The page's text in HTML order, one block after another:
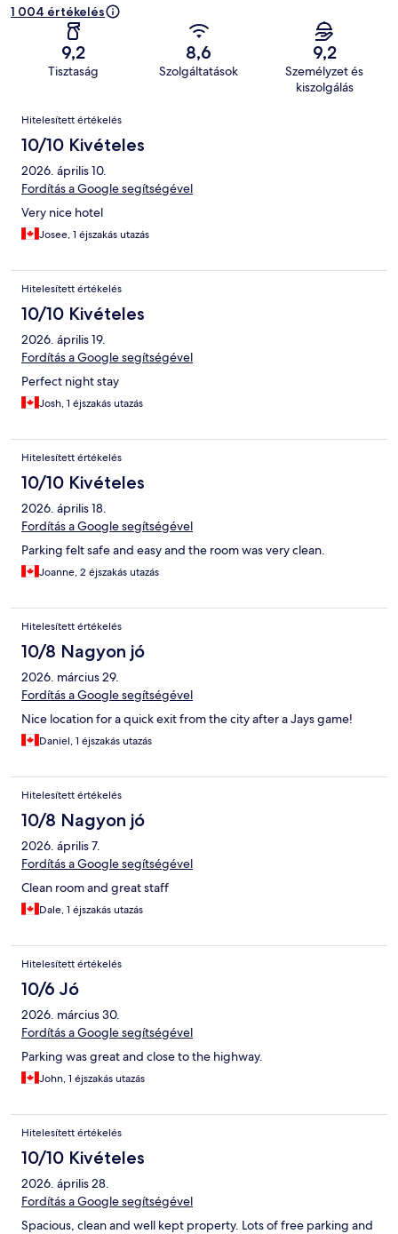
1 004 értékelés
9,2
Tisztaság
8,6
Szolgáltatások
9,2
Személyzet és
kiszolgálás
Értékelések
Hitelesített értékelés
10/10 Kivételes
2026. április 10.
Fordítás a Google segítségével
Very nice hotel
Josee, 1 éjszakás utazás
Hitelesített értékelés
10/10 Kivételes
2026. április 19.
Fordítás a Google segítségével
Perfect night stay
Josh, 1 éjszakás utazás
Hitelesített értékelés
10/10 Kivételes
2026. április 18.
Fordítás a Google segítségével
Parking felt safe and easy and the room was very clean.
Joanne, 2 éjszakás utazás
Hitelesített értékelés
10/8 Nagyon jó
2026. március 29.
Fordítás a Google segítségével
Nice location for a quick exit from the city after a Jays game!
Daniel, 1 éjszakás utazás
Hitelesített értékelés
10/8 Nagyon jó
2026. április 7.
Fordítás a Google segítségével
Clean room and great staff
Dale, 1 éjszakás utazás
Hitelesített értékelés
10/6 Jó
2026. március 30.
Fordítás a Google segítségével
Parking was great and close to the highway.
John, 1 éjszakás utazás
Hitelesített értékelés
10/10 Kivételes
2026. április 28.
Fordítás a Google segítségével
Spacious, clean and well kept property. Lots of free parking and